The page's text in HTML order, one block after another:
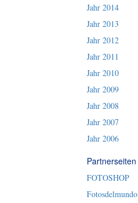
Jahr 2014
Jahr 2013
Jahr 2012
Jahr 2011
Jahr 2010
Jahr 2009
Jahr 2008
Jahr 2007
Jahr 2006
Partnerseiten
FOTOSHOP
Fotosdelmundo